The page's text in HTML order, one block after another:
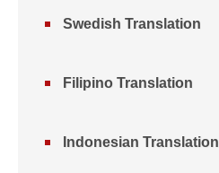
Swedish Translation
Filipino Translation
Indonesian Translation